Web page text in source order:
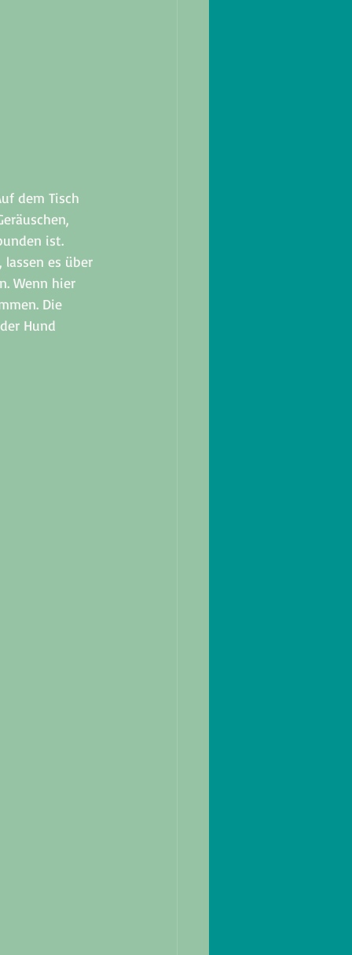
dem Tisch
ist.
lassen es über
Wenn hier
Die
Hund